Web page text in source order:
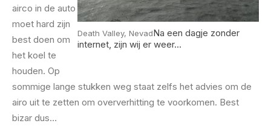
Death Valley, NevadNa een dagje zonder
internet, zijn wij er weer…
airco in de auto
moet hard zijn
best doen om
het koel te
houden. Op
sommige lange stukken weg staat zelfs het advies om de
airo uit te zetten om oververhitting te voorkomen. Best
bizar dus…